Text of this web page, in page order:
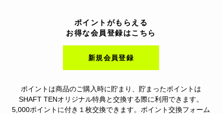
ポイントがもらえる
お得な会員登録はこちら
新規会員登録
ポイントは商品のご購入時に貯まり、貯まったポイントは
SHAFT TENオリジナル特典と交換する際に利用できます。
5,000ポイントに付き１枚交換できます。ポイント交換フォーム